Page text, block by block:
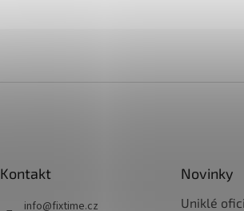
Kontakt
info@fixtime.cz
Novinky
Uniklé